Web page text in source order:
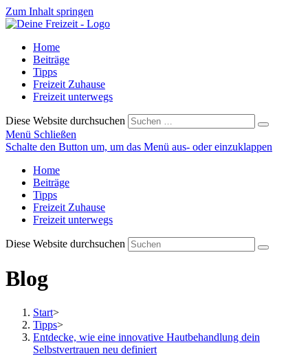
Zum Inhalt springen
Home
Beiträge
Tipps
Freizeit Zuhause
Freizeit unterwegs
Diese Website durchsuchen
Menü Schließen
Schalte den Button um, um das Menü aus- oder einzuklappen
Home
Beiträge
Tipps
Freizeit Zuhause
Freizeit unterwegs
Diese Website durchsuchen
Blog
Start>
Tipps>
Entdecke, wie eine innovative Hautbehandlung dein
Selbstvertrauen neu definiert